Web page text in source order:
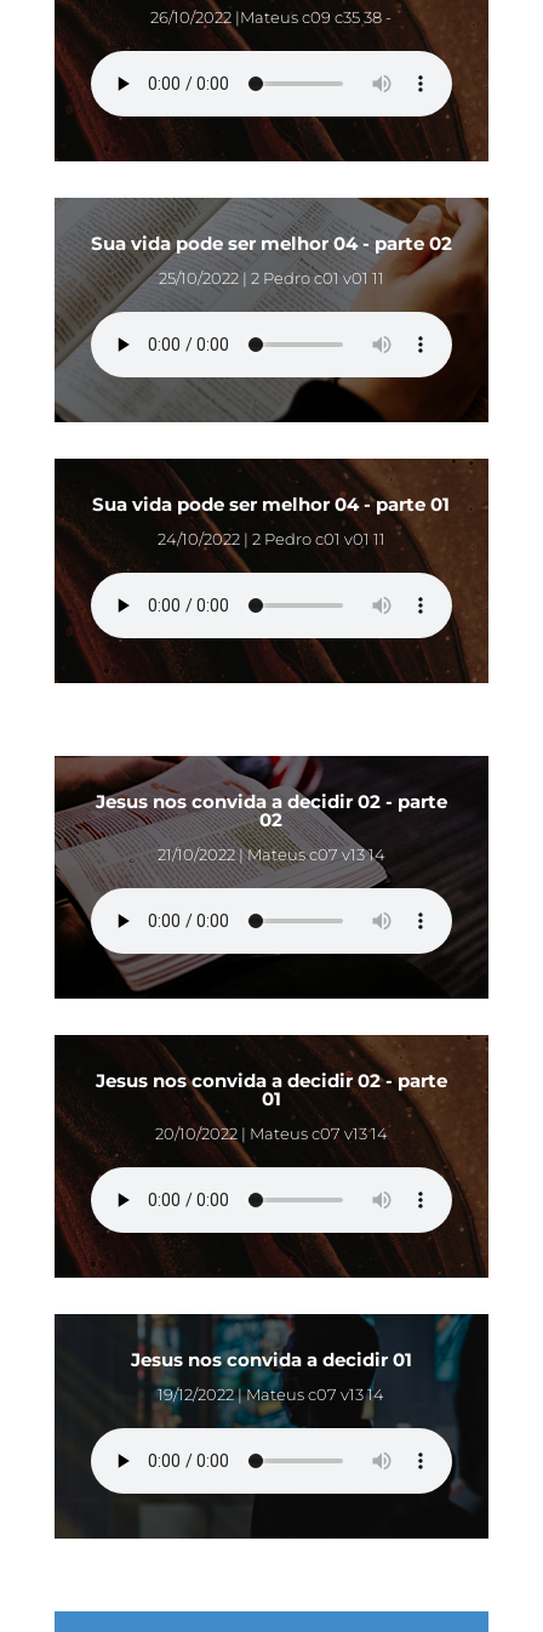
26/10/2022 |Mateus c09 c35 38 -
Sua vida pode ser melhor 04 - parte 02
25/10/2022 | 2 Pedro c01 v01 11
Sua vida pode ser melhor 04 - parte 01
24/10/2022 | 2 Pedro c01 v01 11
Jesus nos convida a decidir 02 - parte
02
21/10/2022 | Mateus c07 v13 14
Jesus nos convida a decidir 02 - parte
01
20/10/2022 | Mateus c07 v13 14
Jesus nos convida a decidir 01
19/12/2022 | Mateus c07 v13 14